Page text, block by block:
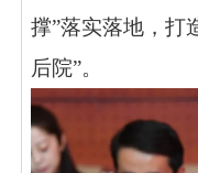
撑”落实落地，打
后院”。